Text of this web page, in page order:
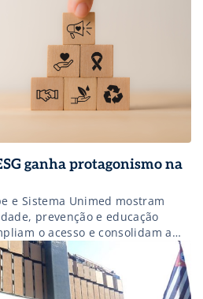
ganha protagonismo na
e Sistema Unimed mostram
prevenção e educação
o acesso e consolidam a